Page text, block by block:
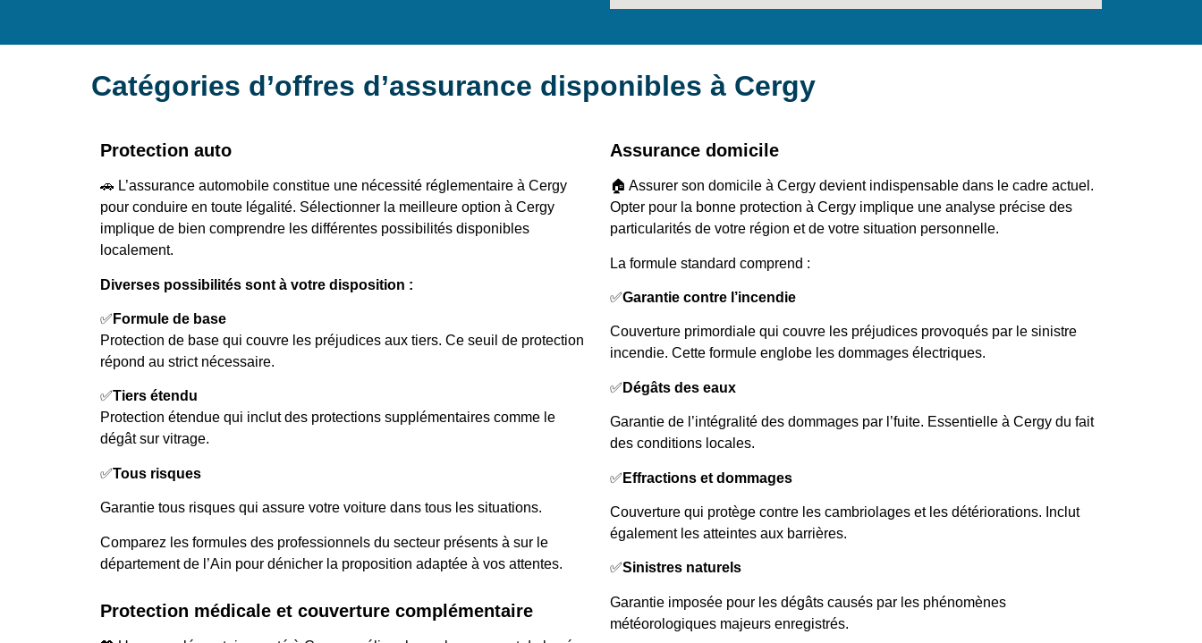
Catégories d’offres d’assurance disponibles à Cergy
Protection auto
🚗 L’assurance automobile constitue une nécessité réglementaire à Cergy
pour conduire en toute légalité. Sélectionner la meilleure option à Cergy
implique de bien comprendre les différentes possibilités disponibles
localement.
Diverses possibilités sont à votre disposition :
✅ Formule de base
Protection de base qui couvre les préjudices aux tiers. Ce seuil de protection
répond au strict nécessaire.
✅Tiers étendu
Protection étendue qui inclut des protections supplémentaires comme le
dégât sur vitrage.
✅Tous risques
Garantie tous risques qui assure votre voiture dans tous les situations.
Comparez les formules des professionnels du secteur présents à sur le
département de l’Ain pour dénicher la proposition adaptée à vos attentes.
Protection médicale et couverture complémentaire
Assurance domicile
🏠 Assurer son domicile à Cergy devient indispensable dans le cadre actuel.
Opter pour la bonne protection à Cergy implique une analyse précise des
particularités de votre région et de votre situation personnelle.
La formule standard comprend :
✅Garantie contre l’incendie
Couverture primordiale qui couvre les préjudices provoqués par le sinistre
incendie. Cette formule englobe les dommages électriques.
✅ Dégâts des eaux
Garantie de l’intégralité des dommages par l’fuite. Essentielle à Cergy du fait
des conditions locales.
✅ Effractions et dommages
Couverture qui protège contre les cambriolages et les détériorations. Inclut
également les atteintes aux barrières.
✅Sinistres naturels
Garantie imposée pour les dégâts causés par les phénomènes
météorologiques majeurs enregistrés.